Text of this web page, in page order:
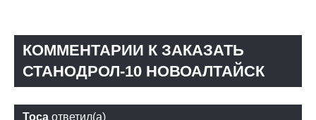
КОММЕНТАРИИ К ЗАКАЗАТЬ
СТАНОДРОЛ-10 НОВОАЛТАЙСК
Тоса ответил(а)